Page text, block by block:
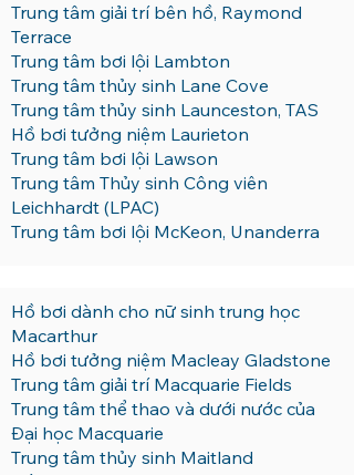
Trung tâm giải trí bên hồ, Raymond
Terrace
Trung tâm bơi lội Lambton
Trung tâm thủy sinh Lane Cove
Trung tâm thủy sinh Launceston, TAS
Hồ bơi tưởng niệm Laurieton
Trung tâm bơi lội Lawson
Trung tâm Thủy sinh Công viên
Leichhardt (LPAC)
Trung tâm bơi lội McKeon, Unanderra
Hồ bơi dành cho nữ sinh trung học
Macarthur
Hồ bơi tưởng niệm Macleay Gladstone
Trung tâm giải trí Macquarie Fields
Trung tâm thể thao và dưới nước của
Đại học Macquarie
Trung tâm thủy sinh Maitland